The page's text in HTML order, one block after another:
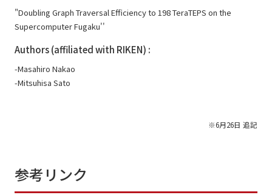
"Doubling Graph Traversal Efficiency to 198 TeraTEPS on the
Supercomputer Fugaku''
Authors (affiliated with RIKEN) :
-Masahiro Nakao
-Mitsuhisa Sato
※6月26日 追記
参考リンク